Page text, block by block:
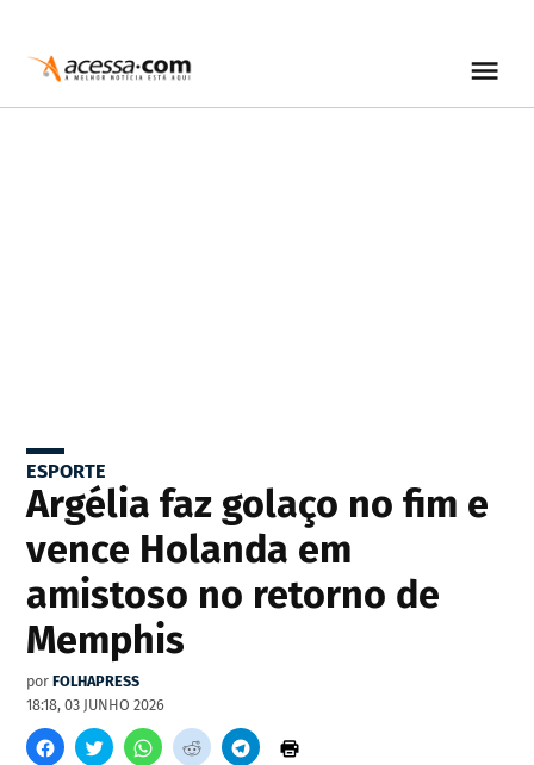
ESPORTE
Argélia faz golaço no fim e
vence Holanda em
amistoso no retorno de
Memphis
por FOLHAPRESS
18:18, 03 JUNHO 2026